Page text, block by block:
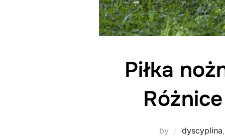
Piłka
by dyscyplina,